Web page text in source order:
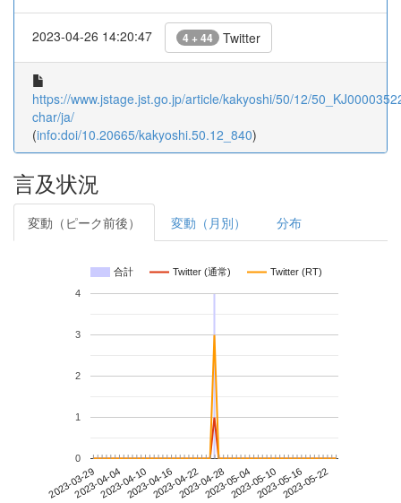
2023-04-26 14:20:47 4 + 44 Twitter
https://www.jstage.jst.go.jp/article/kakyoshi/50/12/
char/ja/
(info:doi/10.20665/kakyoshi.50.12_840)
言及状況
変動（ピーク前後） 変動（月別） 分布
合計 Twitter (通常) Twitter (RT)
2023-03-292023-04-042023-04-102023-04-162023-04-222023-04-282023-05-042023-05-102023-05-162023-05-22
0
1
2
3
4